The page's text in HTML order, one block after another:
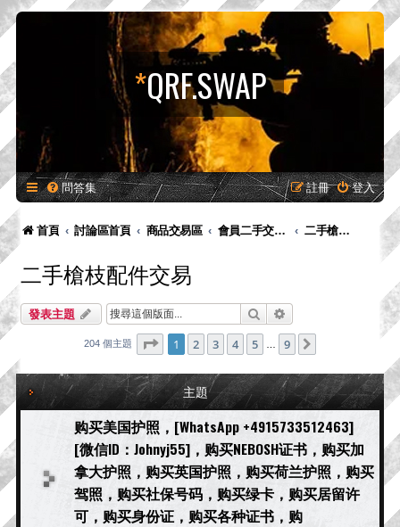
*QRF.SWAP
問答集 登入
註冊
首頁 討論區首頁 商品交易區 會員二手交易區 二手槍枝配件交易
二手槍枝配件交易
發表主題 搜尋
204 個主題 1 頁 (共9 頁)
1 2 3 4 5 9
主題
购买美国护照，[WhatsApp +4915733512463]
[微信ID：Johnyj55]，购买NEBOSH证书，购买加
拿大护照，购买英国护照，购买荷兰护照，购买
驾照，购买社保号码，购买绿卡，购买居留许
可，购买身份证，购买各种证书，购